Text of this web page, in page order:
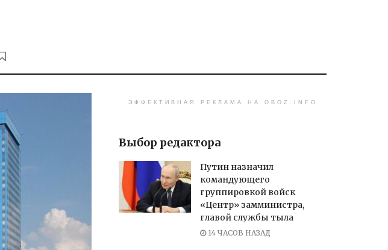
ЭФФЕКТИВНАЯ РЕКЛАМА НА OBOZ.INFO
Выбор редактора
Путин назначил
командующего
группировкой войск
«Центр» замминистра,
главой службы тыла
14 ЧАСОВ НАЗАД